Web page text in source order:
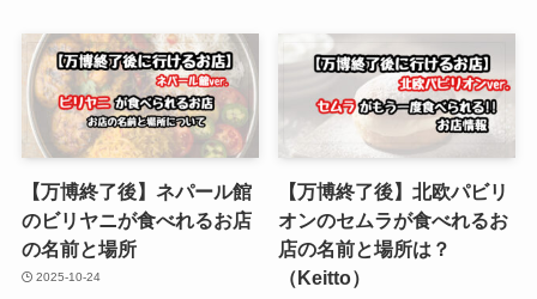
【万博終了後】ネパール館
のビリヤニが食べれるお店
の名前と場所
2025-10-24
【万博終了後】北欧パビリ
オンのセムラが食べれるお
店の名前と場所は？
（Keitto）